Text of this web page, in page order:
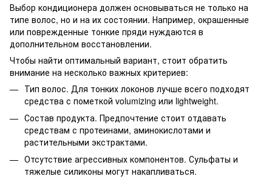
Выбор кондиционера должен основываться не только на
типе волос, но и на их состоянии. Например, окрашенные
или поврежденные тонкие пряди нуждаются в
дополнительном восстановлении.
Чтобы найти оптимальный вариант, стоит обратить
внимание на несколько важных критериев:
Тип волос. Для тонких локонов лучше всего подходят
средства с пометкой volumizing или lightweight.
Состав продукта. Предпочтение стоит отдавать
средствам с протеинами, аминокислотами и
растительными экстрактами.
Отсутствие агрессивных компонентов. Сульфаты и
тяжелые силиконы могут накапливаться.